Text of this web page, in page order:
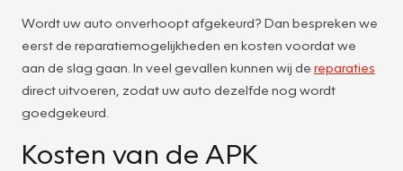
Wordt uw auto onverhoopt afgekeurd? Dan bespreken we
eerst de reparatiemogelijkheden en kosten voordat we
aan de slag gaan. In veel gevallen kunnen wij de reparaties
direct uitvoeren, zodat uw auto dezelfde nog wordt
goedgekeurd.
Kosten van de APK